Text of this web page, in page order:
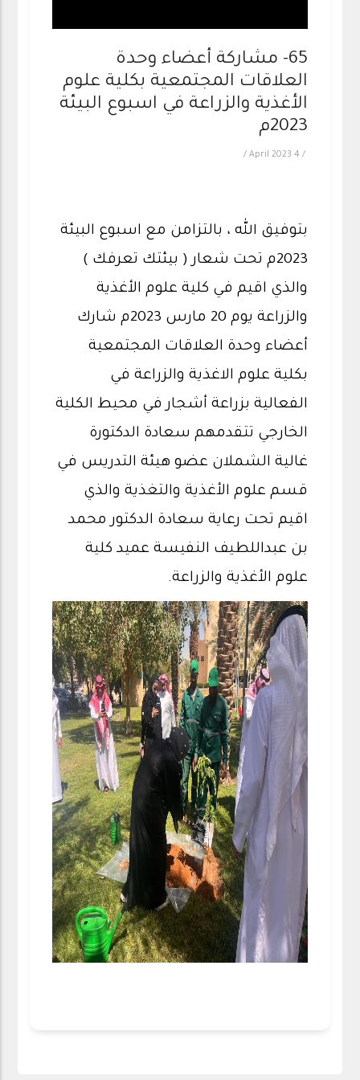
65- مشاركة أعضاء وحدة
العلاقات المجتمعية بكلية علوم
الأغذية والزراعة في اسبوع البيئة
2023م
/
4 April 2023
/
بتوفيق الله ، بالتزامن مع اسبوع البيئة
2023م تحت شعار ( بيئتك تعرفك )
والذي اقيم في كلية علوم الأغذية
والزراعة يوم 20 مارس 2023م شارك
أعضاء وحدة العلاقات المجتمعية
بكلية علوم الاغذية والزراعة في
الفعالية بزراعة أشجار في محيط الكلية
الخارجي تتقدمهم سعادة الدكتورة
غالية الشملان عضو هيئة التدريس في
قسم علوم الأغذية والتغذية والذي
اقيم تحت رعاية سعادة الدكتور محمد
بن عبداللطيف النفيسة عميد كلية
علوم الأغذية والزراعة.